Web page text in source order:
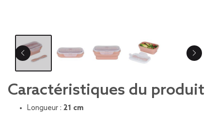
Caractéristiques du produit
Longueur : 21 cm